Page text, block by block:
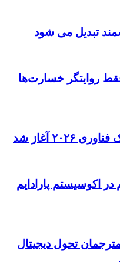
تبدیل می شود
روایتگر خسارت‌ها
آغاز شد
در اکوسیستم پارادایم
تحول دیجیتال